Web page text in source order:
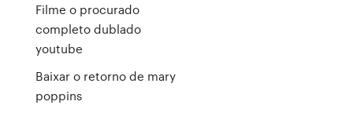
Filme o procurado
completo dublado
youtube
Baixar o retorno de mary
poppins